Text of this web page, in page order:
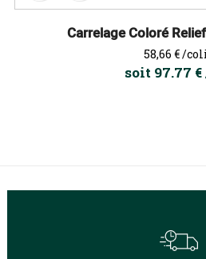
Carrelage Coloré
Prix
58,66 €/
soit 97.77 €